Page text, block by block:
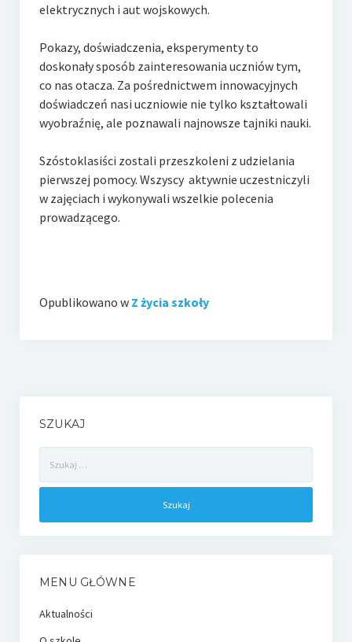
elektrycznych i aut wojskowych.
Pokazy, doświadczenia, eksperymenty to
doskonały sposób zainteresowania uczniów tym,
co nas otacza. Za pośrednictwem innowacyjnych
doświadczeń nasi uczniowie nie tylko kształtowali
wyobraźnię, ale poznawali najnowsze tajniki nauki.
Szóstoklasiści zostali przeszkoleni z udzielania
pierwszej pomocy. Wszyscy aktywnie uczestniczyli
w zajęciach i wykonywali wszelkie polecenia
prowadzącego.
Opublikowano w Z życia szkoły
SZUKAJ
MENU GŁÓWNE
Aktualności